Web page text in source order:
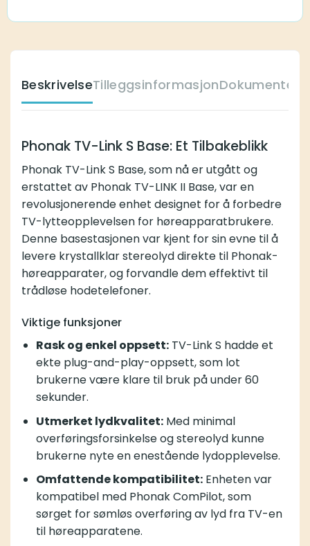
BeskrivelseTilleggsinformasjonDokumenter
Phonak TV-Link S Base: Et Tilbakeblikk
Phonak TV-Link S Base, som nå er utgått og
erstattet av Phonak TV-LINK II Base, var en
revolusjonerende enhet designet for å forbedre
TV-lytteopplevelsen for høreapparatbrukere.
Denne basestasjonen var kjent for sin evne til å
levere krystallklar stereolyd direkte til Phonak-
høreapparater, og forvandle dem effektivt til
trådløse hodetelefoner.
Viktige funksjoner
Rask og enkel oppsett:TV-Link S hadde et
ekte plug-and-play-oppsett, som lot
brukerne være klare til bruk på under 60
sekunder.
Utmerket lydkvalitet:Med minimal
overføringsforsinkelse og stereolyd kunne
brukerne nyte en enestående lydopplevelse.
Omfattende kompatibilitet:Enheten var
kompatibel med Phonak ComPilot, som
sørget for sømløs overføring av lyd fra TV-en
til høreapparatene.